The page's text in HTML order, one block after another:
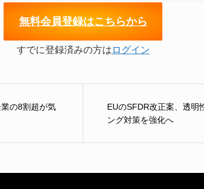
無料会員登録はこちらから
すでに登録済みの方は ログイン
の8割超が気
EUのSFDR改正案、透明
ング対策を強化へ